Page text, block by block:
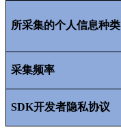
所采集的个人信息种类
采集频率
SDK开发者隐私协议